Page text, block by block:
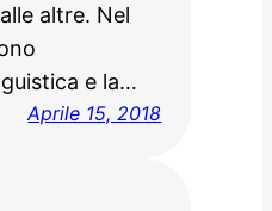
altre. Nel
e la…
Aprile 15, 2018